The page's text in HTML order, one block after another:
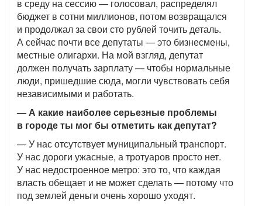
в среду на сессию — голосовал, распределял
бюджет в сотни миллионов, потом возвращался
и продолжал за свои сто рублей точить деталь.
А сейчас почти все депутаты — это бизнесмены,
местные олигархи. На мой взгляд, депутат
должен получать зарплату — чтобы нормальные
люди, пришедшие сюда, могли чувствовать себя
независимыми и работать.
— А какие наиболее серьезные проблемы
в городе ты мог бы отметить как депутат?
— У нас отсутствует муниципальный транспорт.
У нас дороги ужасные, а тротуаров просто нет.
У нас недостроенное метро: это то, что каждая
власть обещает и не может сделать — потому что
под землей деньги очень хорошо уходят.